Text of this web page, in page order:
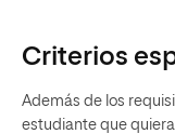
Criterios
Además de los
estudiante que quiera